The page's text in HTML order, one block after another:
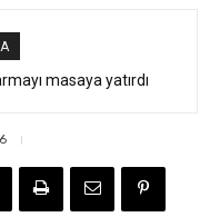
masaya yatırdı